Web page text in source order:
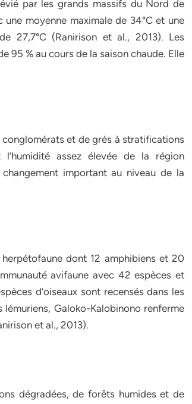
par les grands massifs du Nord de
moyenne maximale de 34°C et une
27,7°C (Ranirison et al., 2013). Les
% au cours de la saison chaude. Elle
et de grès à stratifications
assez élevée de la région
important au niveau de la
dont 12 amphibiens et 20
avifaune avec 42 espèces et
d’oiseaux sont recensés dans les
Galoko-Kalobinono renferme
et al., 2013).
dégradées, de forêts humides et de